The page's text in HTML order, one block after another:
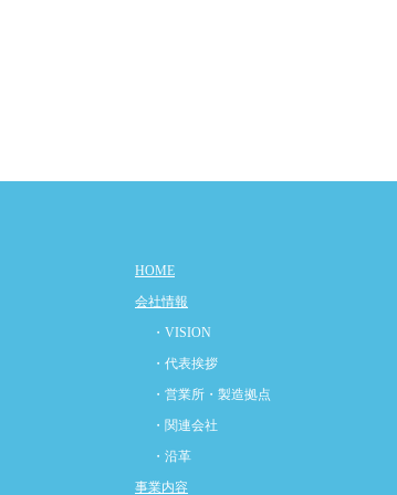
HOME
会社情報
・VISION
・代表挨拶
・営業所・製造拠点
・関連会社
・沿革
事業内容